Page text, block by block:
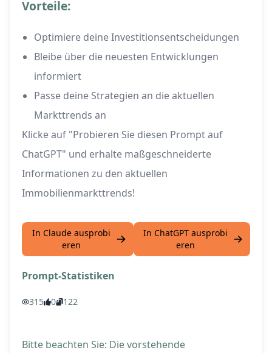
Vorteile:
Optimiere deine Investitionsentscheidungen
Bleibe über die neuesten Entwicklungen
informiert
Passe deine Strategien an die aktuellen
Markttrends an
Klicke auf "Probieren Sie diesen Prompt auf
ChatGPT" und erhalte maßgeschneiderte
Informationen zu den aktuellen
Immobilienmarkttrends!
In Claude ausprobi
eren
In ChatGPT ausprobi
eren
Prompt-Statistiken
315 0 122
Bitte beachten Sie: Die vorstehende